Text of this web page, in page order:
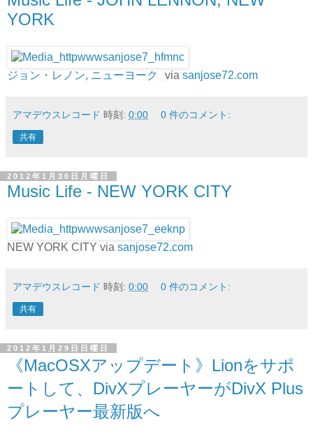
YORK
ジョン・レノン, ニューヨーク via sanjose72.com
アマデウスレコード 時刻: 0:00 0 件のコメント:
共有
2012年1月30日月曜日
Music Life - NEW YORK CITY
NEW YORK CITY via sanjose72.com
アマデウスレコード 時刻: 0:00 0 件のコメント:
共有
2012年1月29日日曜日
《MacOSXアップデート》Lionをサポ
ートして、DivXプレーヤーがDivX Plus
プレーヤー最新版へ